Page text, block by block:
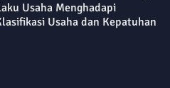
Usaha Menghadapi
Usaha dan Kepatuhan